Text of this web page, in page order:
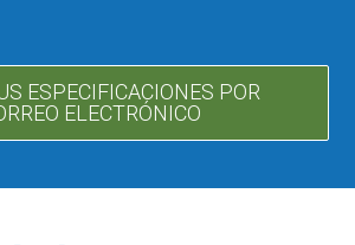
ESPECIFICACIONES POR
ELECTRÓNICO